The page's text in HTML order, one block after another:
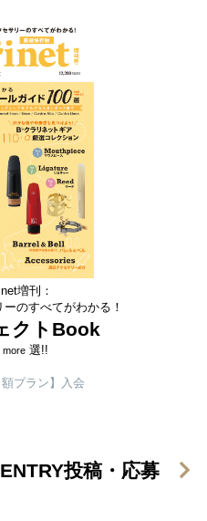
増刊：
のすべてがわかる！
クトBook
more選!!
プラン】入会
ENTRY投稿・応募